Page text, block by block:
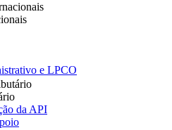
e LPCO
da API